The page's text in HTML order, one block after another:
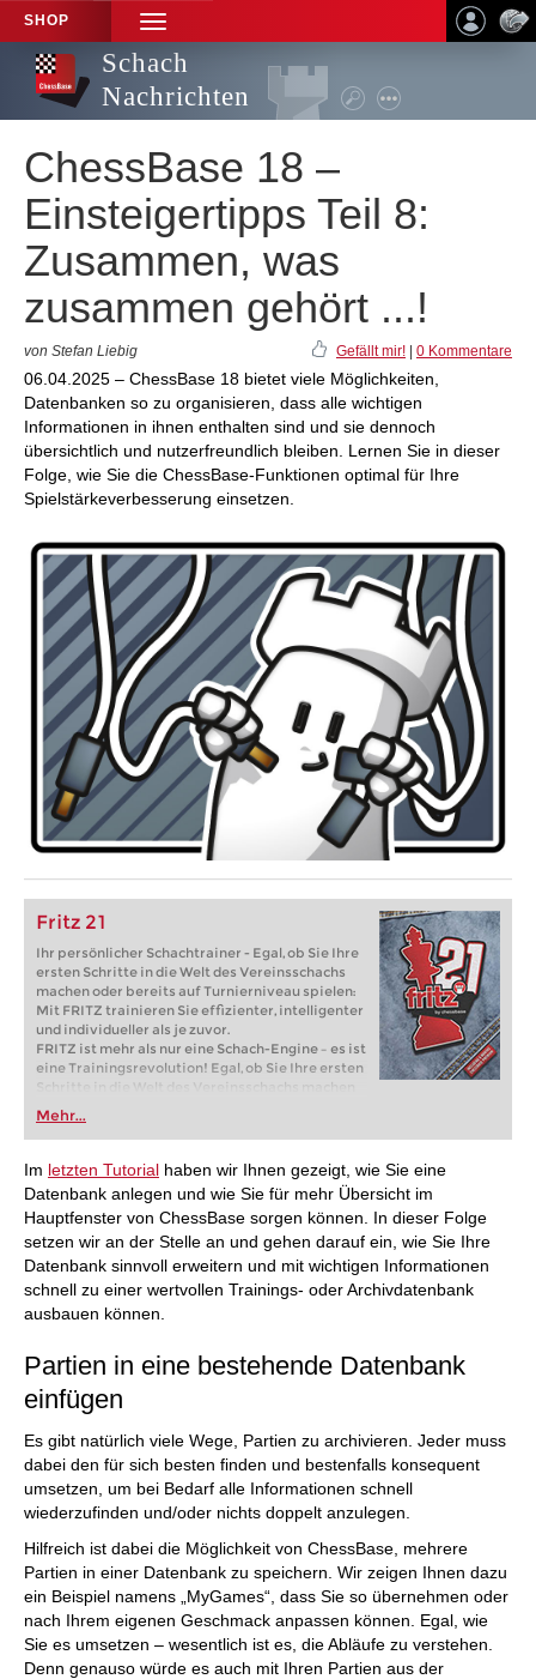
SHOP
TOGGLE
NAVIGATION
Schach
Nachrichten
ChessBase 18 –
Einsteigertipps Teil 8:
Zusammen, was
zusammen gehört ...!
von Stefan Liebig Gefällt mir! 0 Kommentare
06.04.2025 – ChessBase 18 bietet viele Möglichkeiten,
Datenbanken so zu organisieren, dass alle wichtigen
Informationen in ihnen enthalten sind und sie dennoch
übersichtlich und nutzerfreundlich bleiben. Lernen Sie in dieser
Folge, wie Sie die ChessBase-Funktionen optimal für Ihre
Spielstärkeverbesserung einsetzen.
Fritz 21
Ihr persönlicher Schachtrainer - Egal, ob Sie Ihre
ersten Schritte in die Welt des Vereinsschachs
machen oder bereits auf Turnierniveau spielen:
Mit FRITZ trainieren Sie effizienter, intelligenter
und individueller als je zuvor.
FRITZ ist mehr als nur eine Schach-Engine – es ist
eine Trainingsrevolution! Egal, ob Sie Ihre ersten
Schritte in die Welt des Vereinsschachs machen
oder bereits auf Turnierniveau spielen: Mit
FRITZ trainieren Sie effizienter, intelligenter und
individueller als je zuvor.
Mehr...
Im letzten Tutorial haben wir Ihnen gezeigt, wie Sie eine
Datenbank anlegen und wie Sie für mehr Übersicht im
Hauptfenster von ChessBase sorgen können. In dieser Folge
setzen wir an der Stelle an und gehen darauf ein, wie Sie Ihre
Datenbank sinnvoll erweitern und mit wichtigen Informationen
schnell zu einer wertvollen Trainings- oder Archivdatenbank
ausbauen können.
Partien in eine bestehende Datenbank
einfügen
Es gibt natürlich viele Wege, Partien zu archivieren. Jeder muss
dabei den für sich besten finden und bestenfalls konsequent
umsetzen, um bei Bedarf alle Informationen schnell
wiederzufinden und/oder nichts doppelt anzulegen.
Hilfreich ist dabei die Möglichkeit von ChessBase, mehrere
Partien in einer Datenbank zu speichern. Wir zeigen Ihnen dazu
ein Beispiel namens „MyGames“, dass Sie so übernehmen oder
nach Ihrem eigenen Geschmack anpassen können. Egal, wie
Sie es umsetzen – wesentlich ist es, die Abläufe zu verstehen.
Denn genauso würde es auch mit Ihren Partien aus der